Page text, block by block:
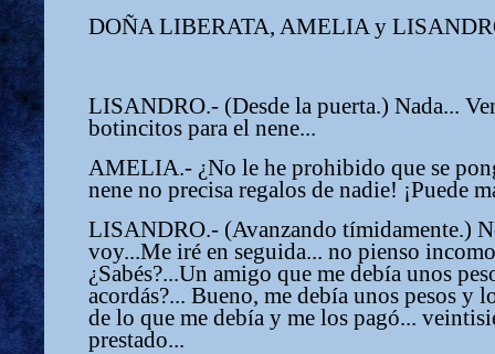
DOÑA LIBERATA, AMELIA y
LISANDRO.- (Desde la puerta.) Nada...
botincitos para el nene...
AMELIA.- ¿No le he prohibido que se
nene no precisa regalos de nadie! ¡Puede
LISANDRO.- (Avanzando tímidamente.)
voy...Me iré en seguida... no pienso
¿Sabés?...Un amigo que me debía unos
acordás?... Bueno, me debía unos pesos y
de lo que me debía y me los pagó...
prestado...